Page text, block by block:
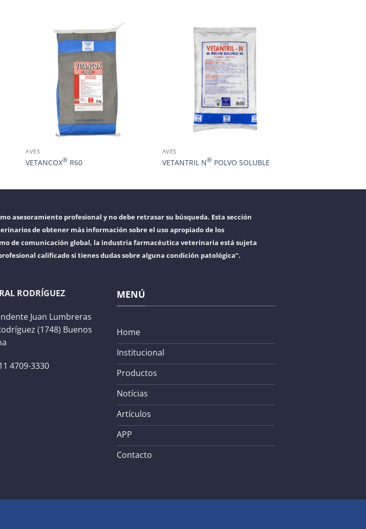
AVES
VETANCOX® R60
AVES
VETANTRIL N®POLVO SOLUBLE
asesoramiento profesional y no debe retrasar su búsqueda. Esta sección
de obtener más información sobre el uso apropiado de los
de comunicación global, la industria farmacéutica veterinaria está sujeta
calificado si tienes dudas sobre alguna condición patológica”.
RODRÍGUEZ
Juan Lumbreras
(1748) Buenos
4709-3330
MENÚ
Home
Institucional
Productos
Notícias
Artículos
APP
Contacto